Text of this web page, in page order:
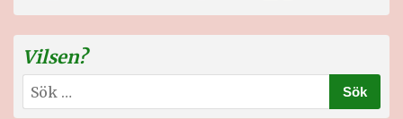
Vilsen?
Sök
efter: